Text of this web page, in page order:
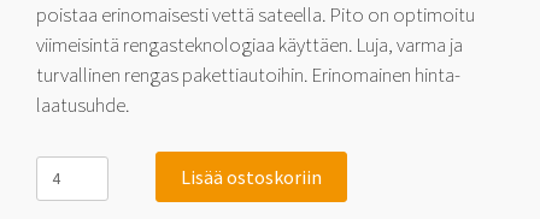
poistaa erinomaisesti vettä sateella. Pito on optimoitu
viimeisintä rengasteknologiaa käyttäen. Luja, varma ja
turvallinen rengas pakettiautoihin. Erinomainen hinta-
laatusuhde.
Linglong
GreenMax
Van
Lisää ostoskoriin